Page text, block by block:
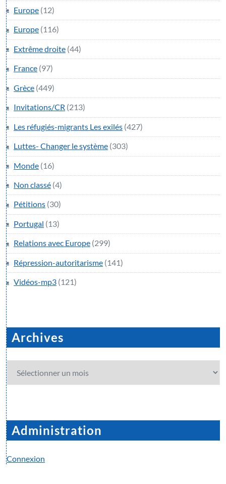
Europe (12)
Europe (116)
Extrême droite (44)
France (97)
Grèce (449)
Invitations/CR (213)
Les réfugiés-migrants Les exilés (427)
Luttes- Changer le système (303)
Monde (16)
Non classé (4)
Pétitions (30)
Portugal (13)
Relations avec Europe (299)
Répression-autoritarisme (141)
Vidéos-mp3 (121)
Archives
Archives
Administration
Connexion